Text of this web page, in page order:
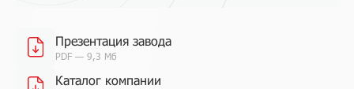
Презентация завода
PDF — 9,3 Мб
Каталог компании